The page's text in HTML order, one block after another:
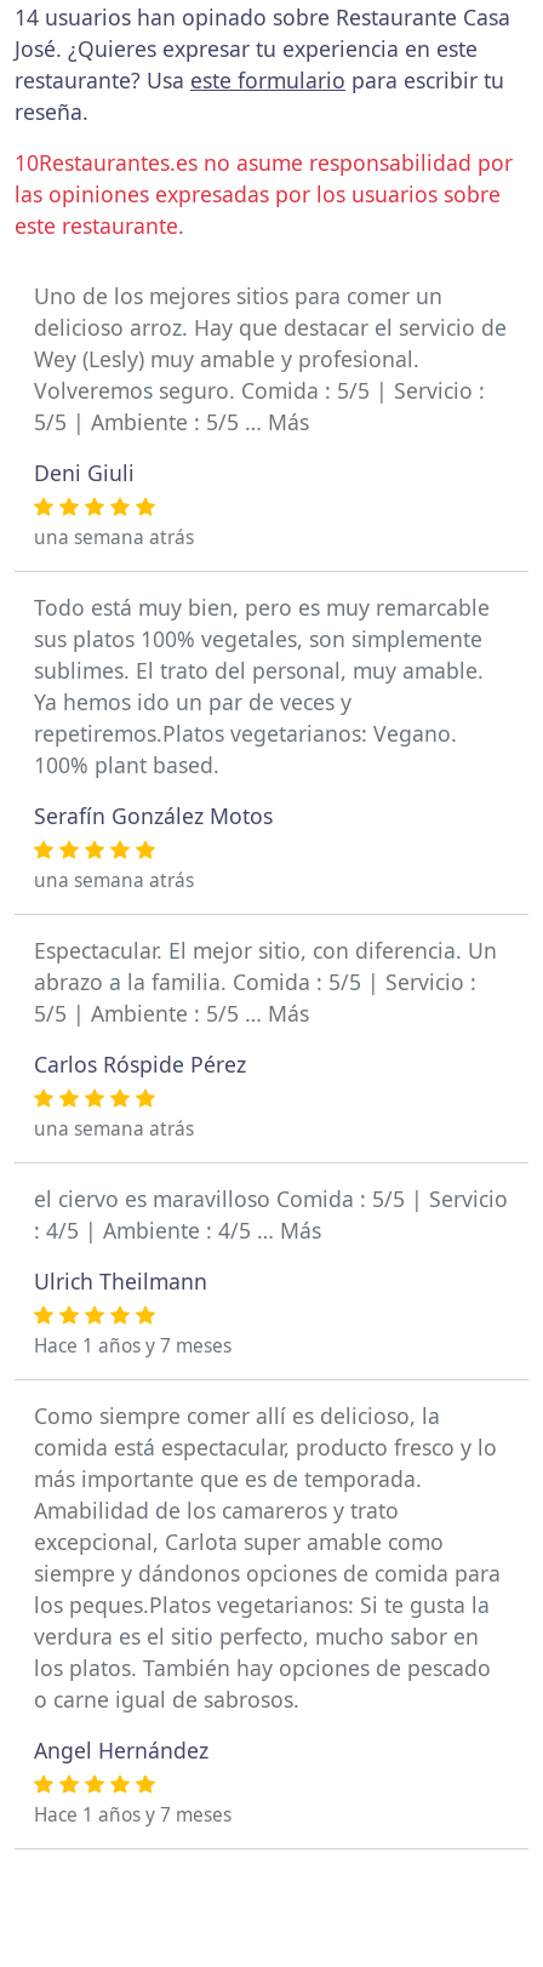
14 usuarios han opinado sobre Restaurante Casa
José. ¿Quieres expresar tu experiencia en este
restaurante? Usa este formulario para escribir tu
reseña.
10Restaurantes.es no asume responsabilidad por
las opiniones expresadas por los usuarios sobre
este restaurante.
Uno de los mejores sitios para comer un
delicioso arroz. Hay que destacar el servicio de
Wey (Lesly) muy amable y profesional.
Volveremos seguro. Comida : 5/5 | Servicio :
5/5 | Ambiente : 5/5 … Más
Deni Giuli
una semana atrás
Todo está muy bien, pero es muy remarcable
sus platos 100% vegetales, son simplemente
sublimes. El trato del personal, muy amable.
Ya hemos ido un par de veces y
repetiremos.Platos vegetarianos: Vegano.
100% plant based.
Serafín González Motos
una semana atrás
Espectacular. El mejor sitio, con diferencia. Un
abrazo a la familia. Comida : 5/5 | Servicio :
5/5 | Ambiente : 5/5 … Más
Carlos Róspide Pérez
una semana atrás
el ciervo es maravilloso Comida : 5/5 | Servicio
: 4/5 | Ambiente : 4/5 … Más
Ulrich Theilmann
Hace 1 años y 7 meses
Como siempre comer allí es delicioso, la
comida está espectacular, producto fresco y lo
más importante que es de temporada.
Amabilidad de los camareros y trato
excepcional, Carlota super amable como
siempre y dándonos opciones de comida para
los peques.Platos vegetarianos: Si te gusta la
verdura es el sitio perfecto, mucho sabor en
los platos. También hay opciones de pescado
o carne igual de sabrosos.
Angel Hernández
Hace 1 años y 7 meses